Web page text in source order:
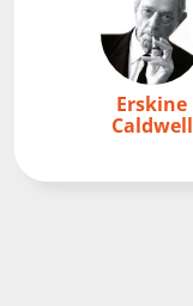
Erskine
Caldwell